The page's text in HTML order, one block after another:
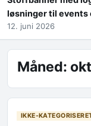
løsninger til events
12. juni 2026
Måned:
IKKE-